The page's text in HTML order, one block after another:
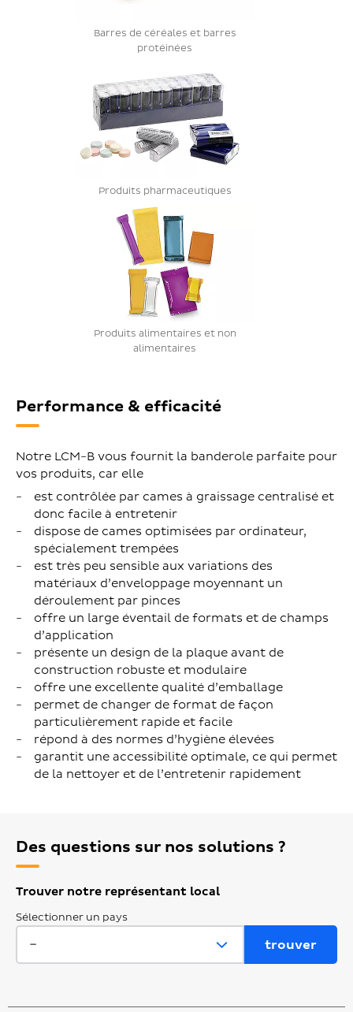
Barres de céréales et barres
protéinées
Produits pharmaceutiques
Produits alimentaires et non
alimentaires
Performance & efficacité
Notre LCM-B vous fournit la banderole parfaite pour
vos produits, car elle
est contrôlée par cames à graissage centralisé et
donc facile à entretenir
dispose de cames optimisées par ordinateur,
spécialement trempées
est très peu sensible aux variations des
matériaux d’enveloppage moyennant un
déroulement par pinces
offre un large éventail de formats et de champs
d’application
présente un design de la plaque avant de
construction robuste et modulaire
offre une excellente qualité d’emballage
permet de changer de format de façon
particulièrement rapide et facile
répond à des normes d’hygiène élevées
garantit une accessibilité optimale, ce qui permet
de la nettoyer et de l’entretenir rapidement
Des questions sur nos solutions ?
Trouver notre représentant local
Sélectionner un pays